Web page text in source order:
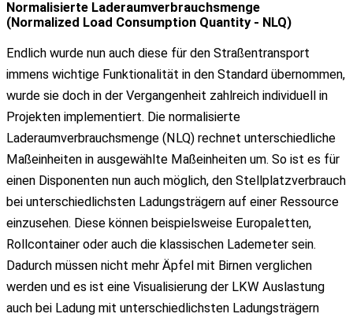
Normalisierte Laderaumverbrauchsmenge
(Normalized Load Consumption Quantity - NLQ)
Endlich wurde nun auch diese für den Straßentransport
immens wichtige Funktionalität in den Standard übernommen,
wurde sie doch in der Vergangenheit zahlreich individuell in
Projekten implementiert. Die normalisierte
Laderaumverbrauchsmenge (NLQ) rechnet unterschiedliche
Maßeinheiten in ausgewählte Maßeinheiten um. So ist es für
einen Disponenten nun auch möglich, den Stellplatzverbrauch
bei unterschiedlichsten Ladungsträgern auf einer Ressource
einzusehen. Diese können beispielsweise Europaletten,
Rollcontainer oder auch die klassischen Lademeter sein.
Dadurch müssen nicht mehr Äpfel mit Birnen verglichen
werden und es ist eine Visualisierung der LKW Auslastung
auch bei Ladung mit unterschiedlichsten Ladungsträgern